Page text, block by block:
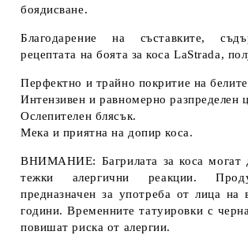
боядисване.
Благодарение на съставките,
рецептата на боята за коса LaStrada,
Перфектно и трайно покритие на
Интензивен и равномерно разпределен
Ослепителен блясък.
Мека и приятна на допир коса.
ВНИМАНИЕ: Багрилата за коса могат
тежки алергични реакции.
предназначен за употреба от лица на
години. Временните татуировки с
повишат риска от алергии.